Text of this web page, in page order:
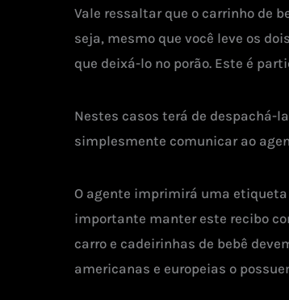
Vale ressaltar que o carrinho de
seja, mesmo que você leve os
que deixá-lo no porão. Este é
Nestes casos terá de despachá-
simplesmente comunicar ao
O agente imprimirá uma
importante manter este recibo
carro e cadeirinhas de bebê
americanas e europeias o